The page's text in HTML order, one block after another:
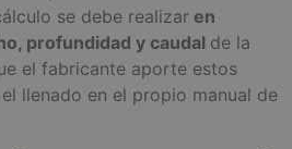
se debe realizar en
profundidad y caudal de la
el fabricante aporte estos
llenado en el propio manual de